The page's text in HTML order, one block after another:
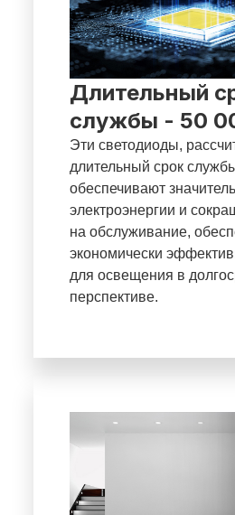
Длительный
службы - 50
Эти светодиоды,
длительный срок
обеспечивают
электроэнергии и
на обслуживание,
экономически
для освещения в
перспективе.